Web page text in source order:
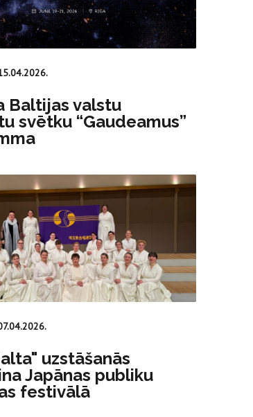
Baltijas valstu
svētku “Gaudeamus”
uzstāšanās
Japānas publiku
festivālā